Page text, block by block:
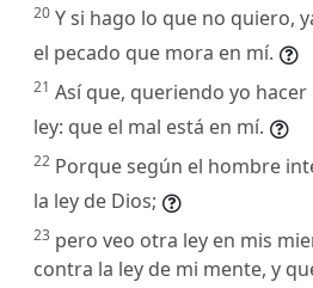
20 Y si hago lo que no quiero,
el pecado que mora en mí.
21 Así que, queriendo yo
ley: que el mal está en mí.
22 Porque según el hombre
la ley de Dios;
23 pero veo otra ley en mis
contra la ley de mi mente, y